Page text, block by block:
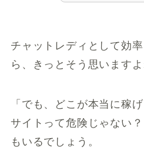
チャットレディとして効
ら、きっとそう思いますよ
「でも、どこが本当に稼
サイトって危険じゃない
もいるでしょう。